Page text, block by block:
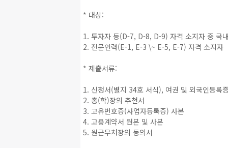
* 대상:
1. 투자자 등(D-7, D-8, D-9) 자격 소지자 중 국
2. 전문인력(E-1, E-3 \~ E-5, E-7) 자격 소지자
* 제출서류:
1. 신청서(별지 34호 서식), 여권 및 외국인등록
2. 총(학)장의 추천서
3. 고유번호증(사업자등록증) 사본
4. 고용계약서 원본 및 사본
5. 원근무처장의 동의서